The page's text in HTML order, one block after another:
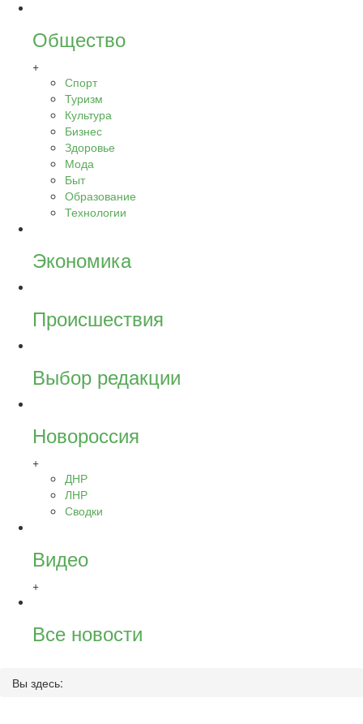
Общество
+
Спорт
Туризм
Культура
Бизнес
Здоровье
Мода
Быт
Образование
Технологии
Экономика
Происшествия
Выбор редакции
Новороссия
+
ДНР
ЛНР
Сводки
Видео
+
Все новости
Вы здесь: